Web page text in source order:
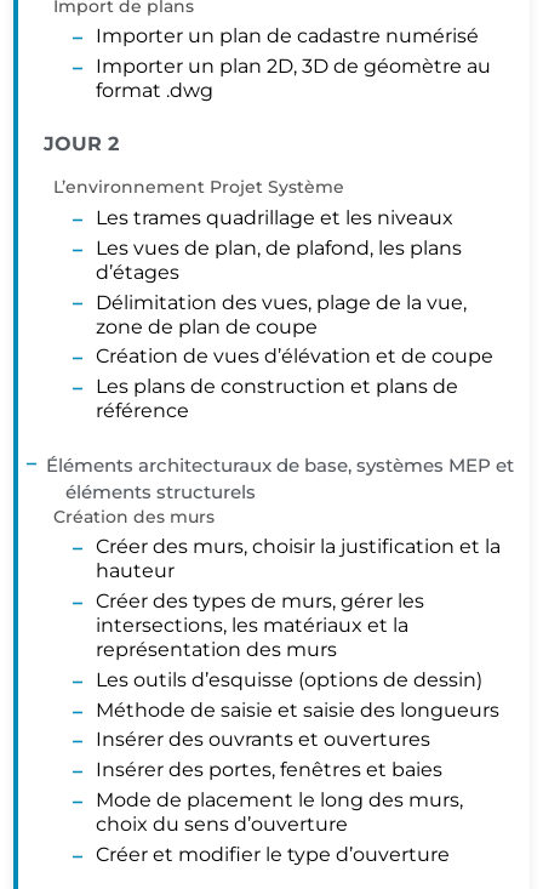
Import de plans
Importer un plan de cadastre numérisé
Importer un plan 2D, 3D de géomètre au
format .dwg
JOUR 2
L’environnement Projet Système
Les trames quadrillage et les niveaux
Les vues de plan, de plafond, les plans
d’étages
Délimitation des vues, plage de la vue,
zone de plan de coupe
Création de vues d’élévation et de coupe
Les plans de construction et plans de
référence
Éléments architecturaux de base, systèmes MEP et
éléments structurels
Création des murs
Créer des murs, choisir la justification et la
hauteur
Créer des types de murs, gérer les
intersections, les matériaux et la
représentation des murs
Les outils d’esquisse (options de dessin)
Méthode de saisie et saisie des longueurs
Insérer des ouvrants et ouvertures
Insérer des portes, fenêtres et baies
Mode de placement le long des murs,
choix du sens d’ouverture
Créer et modifier le type d’ouverture